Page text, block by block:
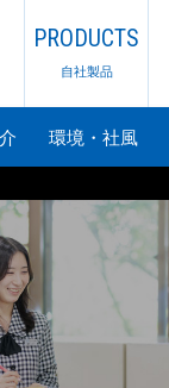
PRODUCTS
自社製品
環境・社風